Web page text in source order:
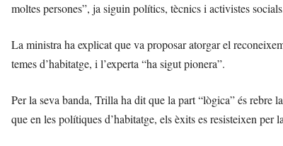
moltes persones”, ja siguin polítics, tècnics i activistes
La ministra ha explicat que va proposar atorgar el
temes d’habitatge, i l’experta “ha sigut pionera”.
Per la seva banda, Trilla ha dit que la part “lògica” és rebre
que en les polítiques d’habitatge, els èxits es resisteixen per